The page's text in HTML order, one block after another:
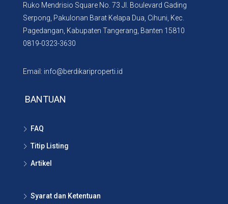
Ruko Mendrisio Square No. 73 Jl. Boulevard Gading
Serpong, Pakulonan Barat Kelapa Dua, Cihuni, Kec.
Pagedangan, Kabupaten Tangerang, Banten 15810
0819-0323-3630
Email: info@berdikariproperti.id
BANTUAN
FAQ
Titip Listing
Artikel
Syarat dan Ketentuan